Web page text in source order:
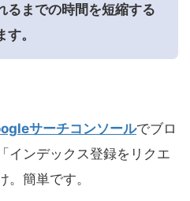
るまでの時間を短縮する
。
サーチコンソールでブロ
インデックス登録をリクエ
。簡単です。